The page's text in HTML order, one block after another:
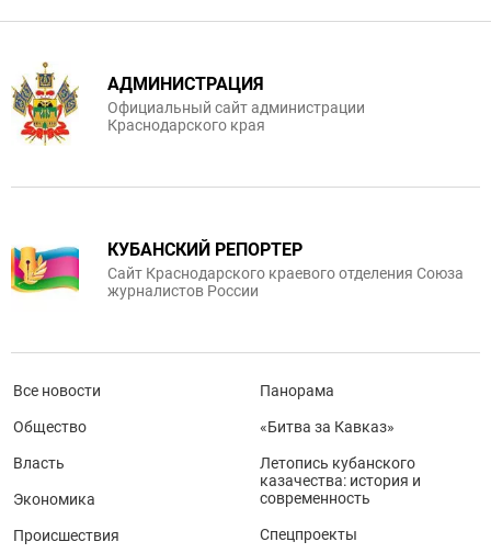
АДМИНИСТРАЦИЯ
Официальный сайт администрации
Краснодарского края
КУБАНСКИЙ РЕПОРТЕР
Сайт Краснодарского краевого отделения Союза
журналистов России
Все новости
Общество
Власть
Экономика
Происшествия
Панорама
«Битва за Кавказ»
Летопись кубанского
казачества: история и
современность
Спецпроекты